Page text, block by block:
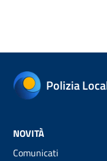
Polizia
NOVITÀ
Comunicati